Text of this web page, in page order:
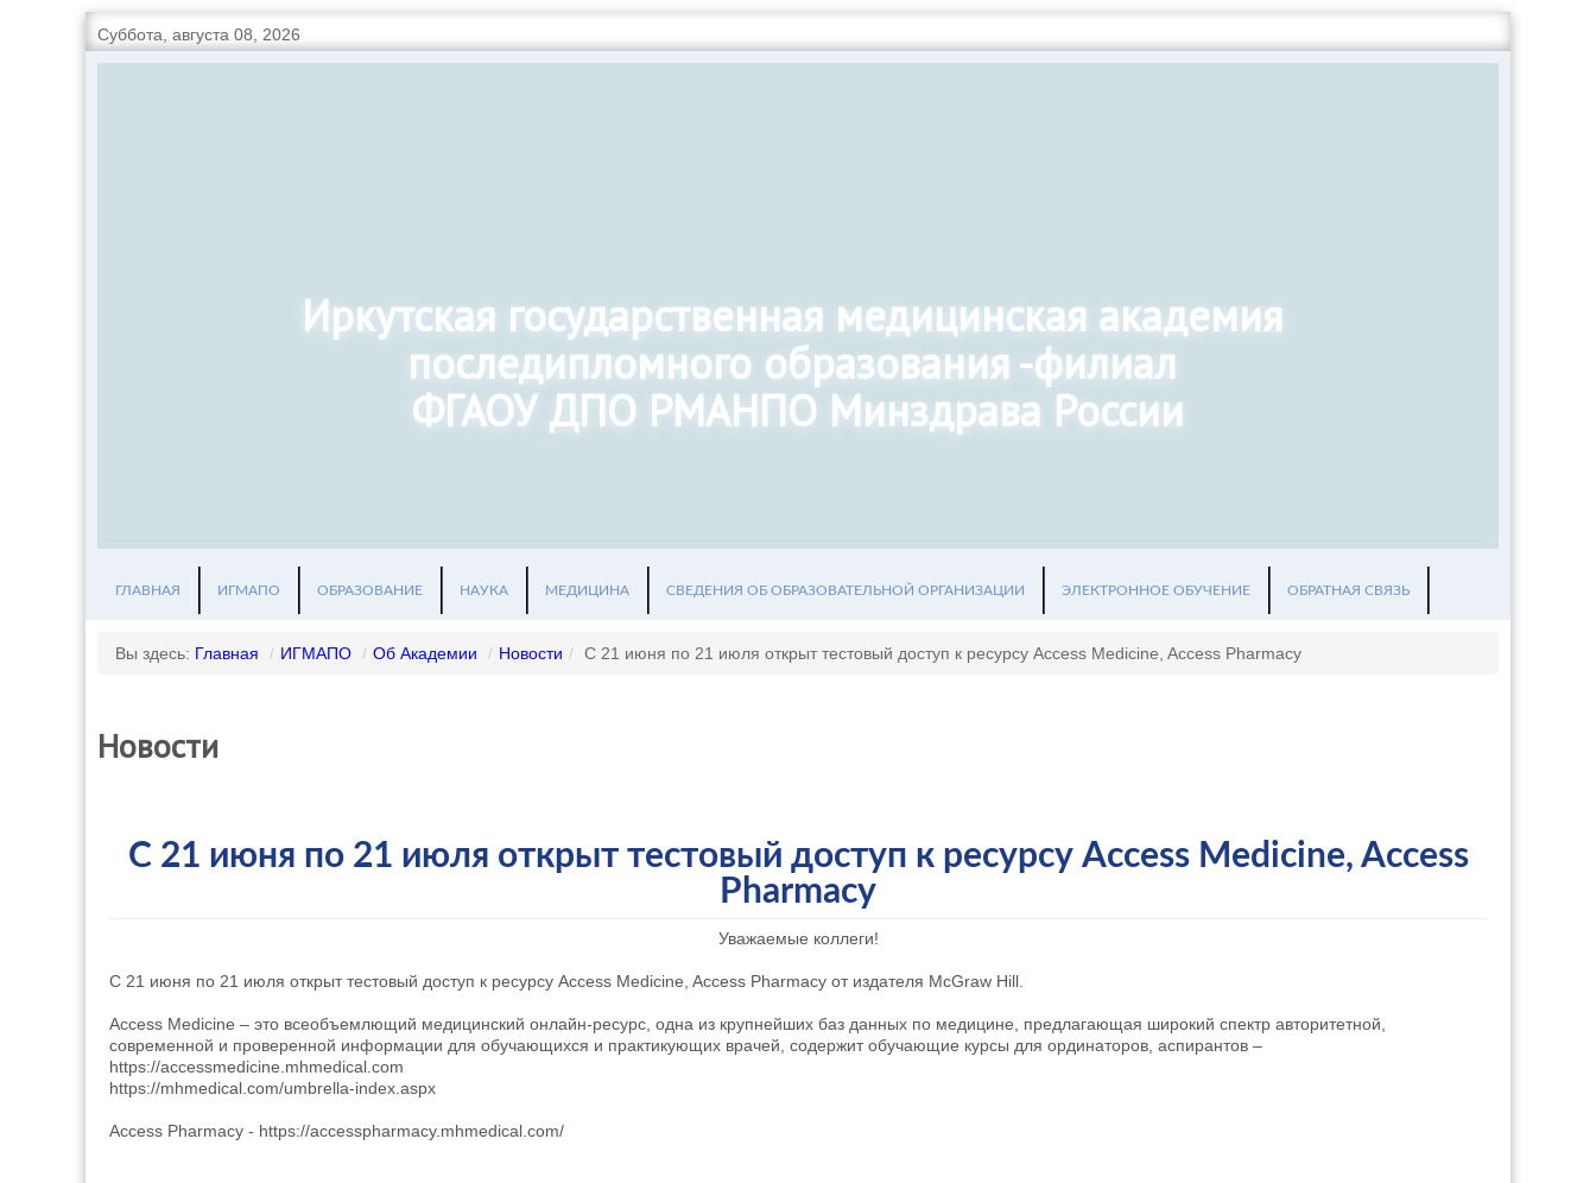
Суббота, августа 08, 2026
Иркутская государственная медицинская академия
последипломного образования -филиал
ФГАОУ ДПО РМАНПО Минздрава России
ГЛАВНАЯ ИГМАПО ОБРАЗОВАНИЕ НАУКА МЕДИЦИНА СВЕДЕНИЯ ОБ ОБРАЗОВАТЕЛЬНОЙ ОРГАНИЗАЦИИ ЭЛЕКТРОННОЕ ОБУЧЕНИЕ ОБРАТНАЯ СВЯЗЬ
Вы здесь: Главная / ИГМАПО / Об Академии / Новости / С 21 июня по 21 июля открыт тестовый доступ к ресурсу Acсess Medicine, Access Pharmacy
Новости
С 21 июня по 21 июля открыт тестовый доступ к ресурсу Acсess Medicine, Access
Pharmacy
Уважаемые коллеги!
С 21 июня по 21 июля открыт тестовый доступ к ресурсу Acсess Medicine, Access Pharmacy от издателя McGraw Hill.
Access Medicine – это всеобъемлющий медицинский онлайн-ресурс, одна из крупнейших баз данных по медицине, предлагающая широкий спектр авторитетной,
современной и проверенной информации для обучающихся и практикующих врачей, содержит обучающие курсы для ординаторов, аспирантов –
https://accessmedicine.mhmedical.com
https://mhmedical.com/umbrella-index.aspx
Access Pharmacy - https://accesspharmacy.mhmedical.com/